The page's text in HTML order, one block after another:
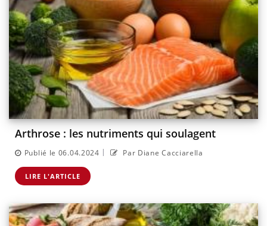
Arthrose : les nutriments qui soulagent
Publié le 06.04.2024 | Par Diane Cacciarella
LIRE L'ARTICLE